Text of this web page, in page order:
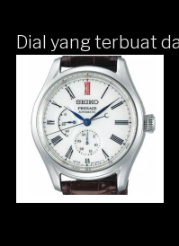
Dial yang terbuat